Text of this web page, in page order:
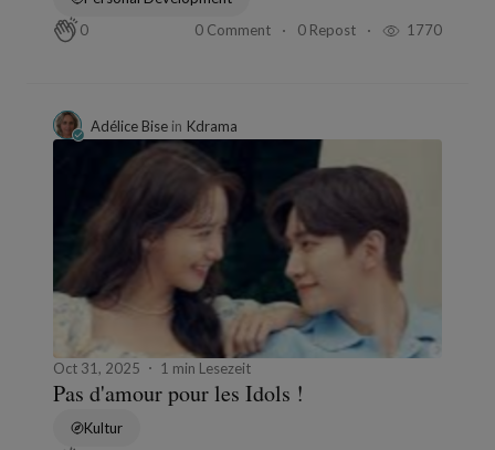
0
0 Comment 0 Repost 1770
Adélice Bise in Kdrama
Oct 31, 2025 1 min Lesezeit
Pas d'amour pour les Idols !
Kultur